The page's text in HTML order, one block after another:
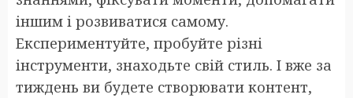
іншим і розвиватися самому.
Експериментуйте, пробуйте різні
інструменти, знаходьте свій стиль. І вже за
тиждень ви будете створювати контент,